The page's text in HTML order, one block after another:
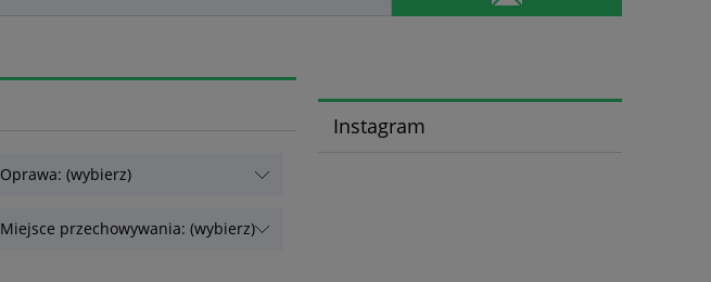
Oprawa: (wybierz)
Miejsce przechowywania: (wybierz)
Instagram